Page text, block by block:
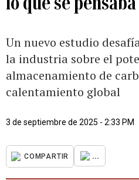
Un nuevo estudio
la industria sobre el
almacenamiento de
calentamiento global
3 de septiembre de 2025 - 2:33 PM
COMPARTIR ...